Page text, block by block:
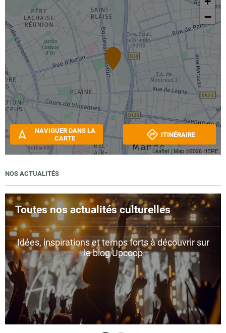
−
Leaflet | Map ©2026 HERE
NAVIGUER DANS LA
CARTE
ITINÉRAIRE
NOS ACTUALITÉS
Toutes nos actualités culturelles
Idées, inspirations et temps forts à découvrir sur
le blog Upcoop